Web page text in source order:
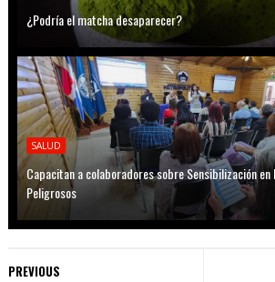
¿Podría el matcha desaparecer?
SALUD
Capacitan a colaboradores sobre Sensibilización en
Peligrosos
PREVIOUS